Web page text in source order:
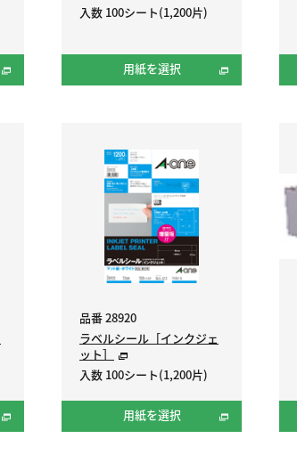
入数 100シート(1,200片)
用紙を選択
品番 28920
ラベルシール［インクジェ
ット］
入数 100シート(1,200片)
用紙を選択